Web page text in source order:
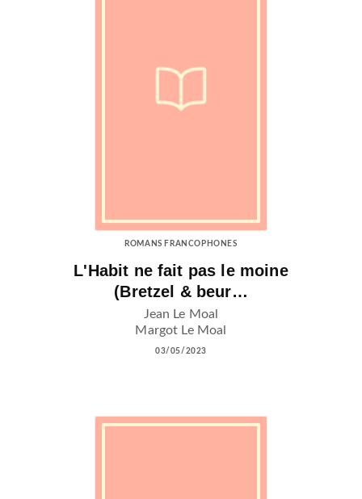
ROMANS FRANCOPHONES
L'Habit ne fait pas le moine
(Bretzel & beur…
Jean Le Moal
Margot Le Moal
03/05/2023